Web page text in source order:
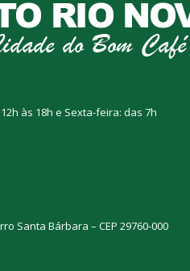
às 18h e Sexta-feira: das 7h
Santa Bárbara – CEP 29760-000